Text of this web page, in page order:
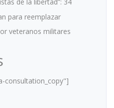
para reemplazar
veteranos militares
consultation_copy"]